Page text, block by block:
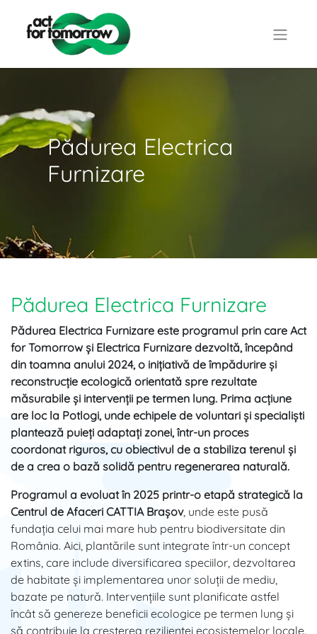
Pădurea Electrica
Furnizare
Pădurea Electrica Furnizare
Pădurea Electrica Furnizare este programul prin care Act
for Tomorrow și Electrica Furnizare dezvoltă, începând
din toamna anului 2024, o inițiativă de împădurire și
reconstrucție ecologică orientată spre rezultate
măsurabile și intervenții pe termen lung. Prima acțiune
are loc la Potlogi, unde echipele de voluntari și specialiști
plantează puieți adaptați zonei, într-un proces
coordonat riguros, cu obiectivul de a stabiliza terenul și
de a crea o bază solidă pentru regenerarea naturală.
Programul a evoluat în 2025 printr-o etapă strategică la
Centrul de Afaceri CATTIA Brașov, unde este pusă
fundația celui mai mare hub pentru biodiversitate din
România. Aici, plantările sunt integrate într-un concept
extins, care include diversificarea speciilor, dezvoltarea
de habitate și implementarea unor soluții de mediu,
bazate pe natură. Intervențiile sunt planificate astfel
încât să genereze beneficii ecologice pe termen lung și
să contribuie la creșterea rezilienței ecosistemelor locale.